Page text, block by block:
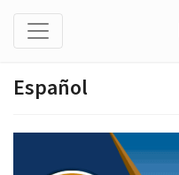
Español